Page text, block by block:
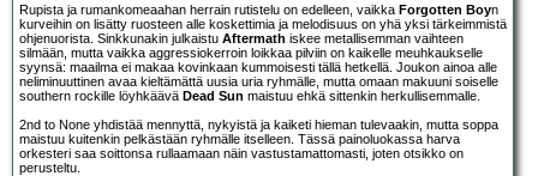
Rupista ja rumankomeaahan herrain rutistelu on edelleen, vaikka Forgotten Boyn
kurveihin on lisätty ruosteen alle koskettimia ja melodisuus on yhä yksi tärkeimmistä
ohjenuorista. Sinkkunakin julkaistu Aftermath iskee metallisemman vaihteen
silmään, mutta vaikka aggressiokerroin loikkaa pilviin on kaikelle meuhkaukselle
syynsä: maailma ei makaa kovinkaan kummoisesti tällä hetkellä. Joukon ainoa alle
neliminuuttinen avaa kieltämättä uusia uria ryhmälle, mutta omaan makuuni soiselle
southern rockille löyhkäävä Dead Sun maistuu ehkä sittenkin herkullisemmalle.
2nd to None yhdistää mennyttä, nykyistä ja kaiketi hieman tulevaakin, mutta soppa
maistuu kuitenkin pelkästään ryhmälle itselleen. Tässä painoluokassa harva
orkesteri saa soittonsa rullaamaan näin vastustamattomasti, joten otsikko on
perusteltu.